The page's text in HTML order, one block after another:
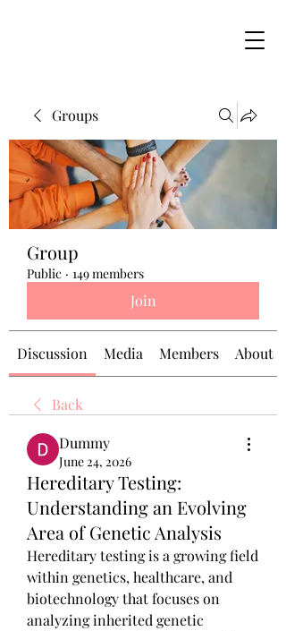
Groups
Group
Public · 149 members
Join
Discussion Media Members About
Back
Dummy
June 24, 2026
Hereditary Testing:
Understanding an Evolving
Area of Genetic Analysis
Hereditary testing is a growing field
within genetics, healthcare, and
biotechnology that focuses on
analyzing inherited genetic